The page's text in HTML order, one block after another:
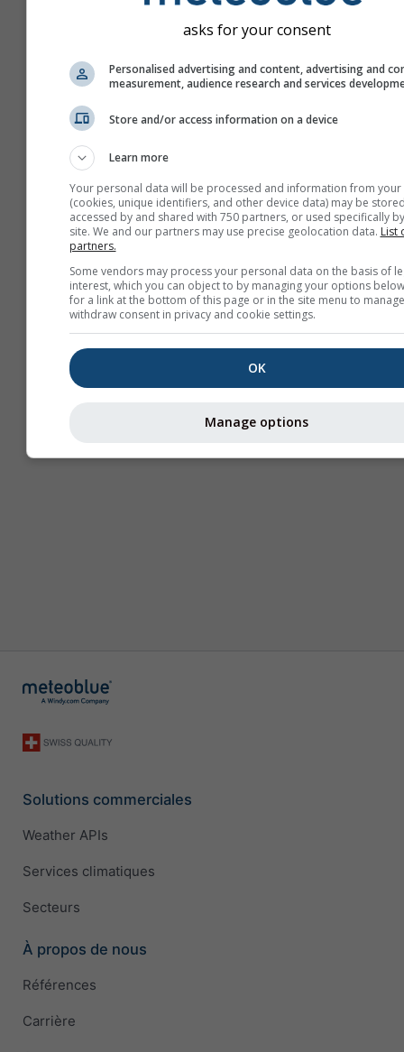
Créez une nouvelle
Plus d'information
Solutions commerciales
Weather APIs
Services climatiques
Secteurs
À propos de nous
Références
Carrière
asks for your consent
Personalised advertising and content, advertising and
measurement, audience research and services
Store and/or access information on a device
Learn more
Your personal data will be processed and information from your
(cookies, unique identifiers, and other device data) may be
accessed by and shared with 750 partners, or used specifically
site. We and our partners may use precise geolocation data. List
partners.
Some vendors may process your personal data on the basis of
interest, which you can object to by managing your options
for a link at the bottom of this page or in the site menu to
withdraw consent in privacy and cookie settings.
OK
Manage options